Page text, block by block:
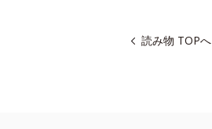
読み物 TOPへ